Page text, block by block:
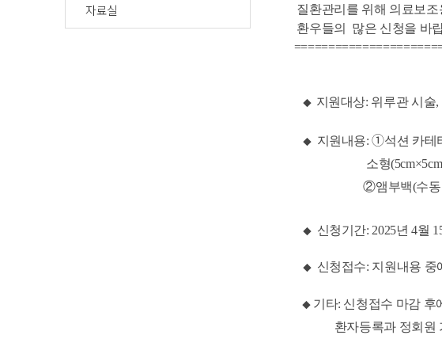
자료실
질환관리를 위해 의료보조
환우들의 많은 신청을 바
◆ 지원대상: 위루관 시술
◆ 지원내용:➀석션 카테
소형(5
②앰부백(
◆신청기간: 2025년 4월
◆신청접수: 지원내용
◆기타: 신청접수 마감 후
환자등록과 정회원